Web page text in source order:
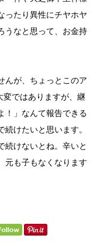
ったり異性にチヤホヤ
うなと思って、お金持
んが、ちょっとこのア
変ではありますが、継
！」なんて報告できる
けたいと思います。
続けないとね。辛いと
元も子もなくなります